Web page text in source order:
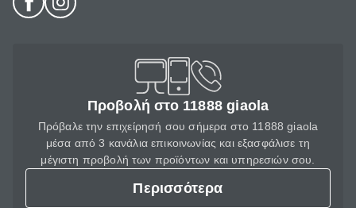
Προβολή στο 11888 giaola
Πρόβαλε την επιχείρησή σου σήμερα στο 11888 giaola
μέσα από 3 κανάλια επικοινωνίας και εξασφάλισε τη
μέγιστη προβολή των προϊόντων και υπηρεσιών σου.
Περισσότερα